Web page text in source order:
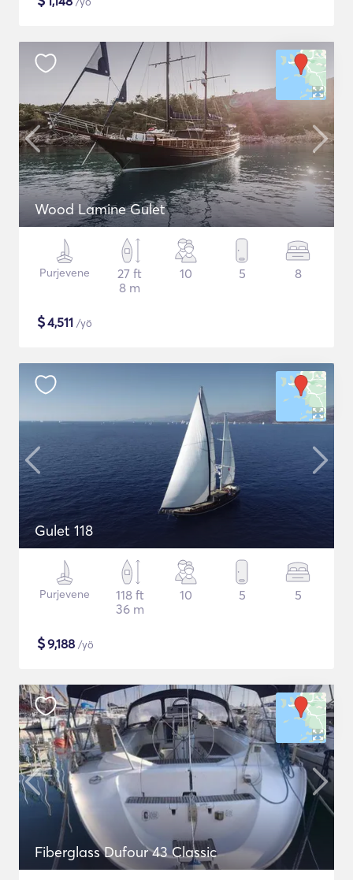
Wood Lamine Gulet
Purjevene
27 ft
8 m
10 5 8
$4,511 /yö
Gulet 118
Purjevene
118 ft
36 m
10 5 5
$9,188 /yö
Fiberglass Dufour 43 Classic